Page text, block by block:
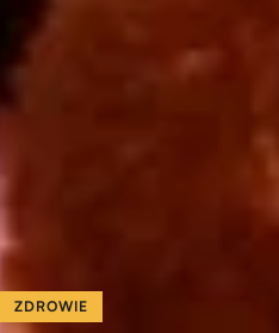
ZDROWIE